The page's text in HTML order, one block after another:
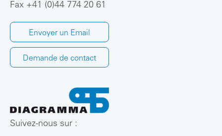
Fax +41 (0)44 774 20 61
Envoyer un Email
Demande de contact
Suivez-nous sur :